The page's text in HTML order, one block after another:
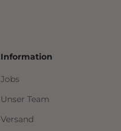
Information
Jobs
Unser Team
Versand